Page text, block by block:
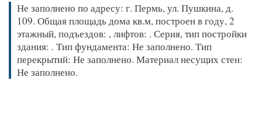
Не заполнено по адресу: г. Пермь, ул. Пушкина, д.
109. Общая площадь дома кв.м, построен в году, 2
этажный, подъездов: , лифтов: . Серия, тип постройки
здания: . Тип фундамента: Не заполнено. Тип
перекрытий: Не заполнено. Материал несущих стен:
Не заполнено.